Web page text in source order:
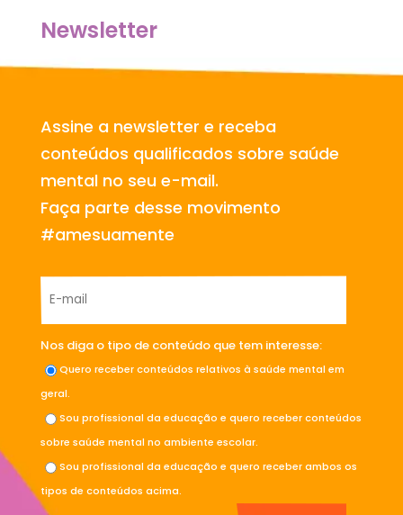
Newsletter
Assine a newsletter e receba
conteúdos qualificados sobre saúde
mental no seu e-mail.
Faça parte desse movimento
#amesuamente
Nos diga o tipo de conteúdo que tem interesse:
Quero receber conteúdos relativos à saúde mental em
geral.
Sou profissional da educação e quero receber conteúdos
sobre saúde mental no ambiente escolar.
Sou profissional da educação e quero receber ambos os
tipos de conteúdos acima.